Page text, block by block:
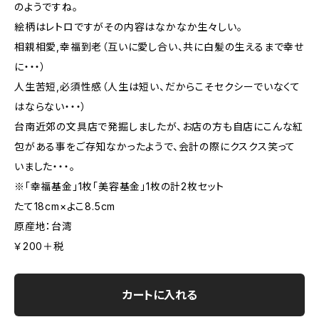
のようですね。
絵柄はレトロですがその内容はなかなか生々しい。
相親相愛,幸福到老（互いに愛し合い、共に白髪の生えるまで幸せ
に・・・）
人生苦短,必須性感（人生は短い、だからこそセクシーでいなくて
はならない・・・）
台南近郊の文具店で発掘しましたが、お店の方も自店にこんな紅
包がある事をご存知なかったようで、会計の際にクスクス笑って
いました・・・。
※「幸福基金」1枚「美容基金」1枚の計2枚セット
たて18cm×よこ8.5cm
原産地：台湾
￥200＋税
カートに入れる